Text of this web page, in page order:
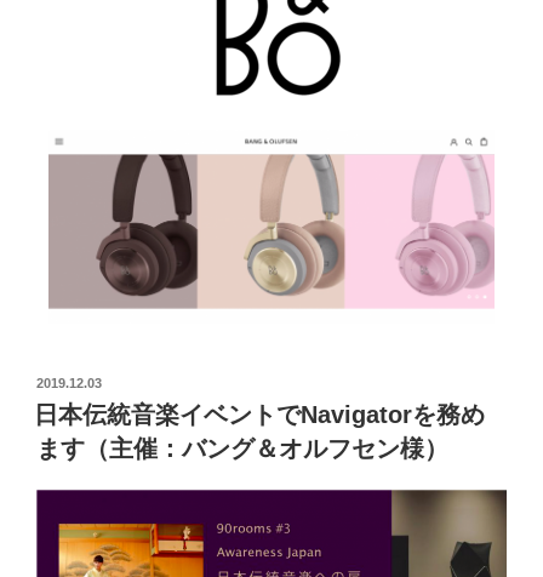
2019.12.03
日本伝統音楽イベントでNavigatorを務め
ます（主催：バング＆オルフセン様）